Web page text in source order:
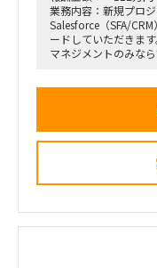
業務内容：新規プロ
Salesforce（SFA/
ードしていただきます
マネジメントのみな
Salesforce（SFA/
Apex、Visualforce、
クライアントの要望